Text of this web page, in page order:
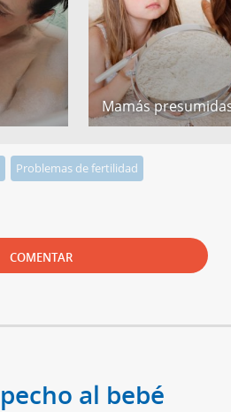
Mamás
Problemas de fertilidad
COMENTAR
al bebé